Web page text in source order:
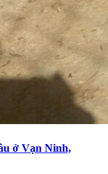
ở Vạn Ninh,